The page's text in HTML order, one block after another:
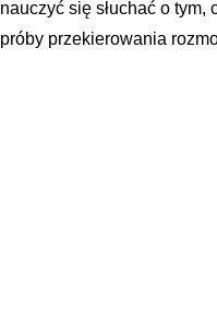
nauczyć się słuchać o
próby przekierowania